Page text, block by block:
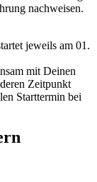
nachweisen.
jeweils am 01.
mit Deinen
Zeitpunkt
Starttermin bei